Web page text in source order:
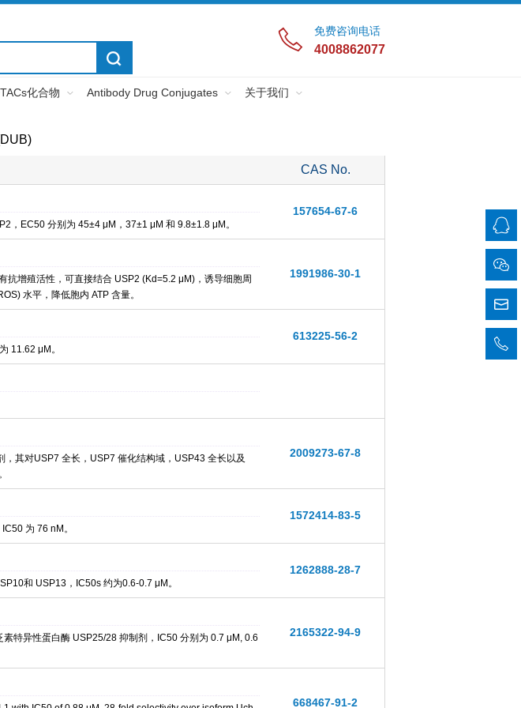
免费咨询电话
4008862077
化合物 Antibody Drug Conjugates 关于我们
CAS No.
，EC50 分别为 45±4 μM，37±1 μM 和 9.8±1.8 μM。
157654-67-6
增殖活性，可直接结合 USP2 (Kd=5.2 μM)，诱导细胞周
水平，降低胞内 ATP 含量。
1991986-30-1
11.62 μM。
613225-56-2
其对USP7 全长，USP7 催化结构域，USP43 全长以及
2009273-67-8
为 76 nM。
1572414-83-5
和 USP13，IC50s 约为0.6-0.7 μM。
1262888-28-7
特异性蛋白酶 USP25/28 抑制剂，IC50 分别为 0.7 μM, 0.6
2165322-94-9
668467-91-2